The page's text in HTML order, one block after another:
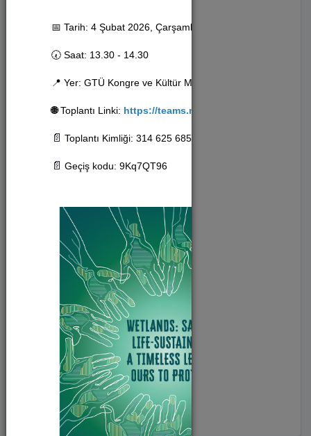
Kongre (10)
Kurs (8)
Konferans (38)
Sergi (3)
Konser (9)
Anma Programı (2)
Toplantı (2)
📅 Tarih: 4 Şubat 2026, Çarşamba
🕢 Saat: 13.30 - 14.30
📍 Yer: GTÜ Kongre ve Kültür Merkezi Salon 4 (Seminer
🌐Toplantı Linki: https://teams.microsoft.com/meet/
📄 Toplantı Kimliği: 314 625 685 374 51
📄 Geçiş kodu: 9Kq7QT96